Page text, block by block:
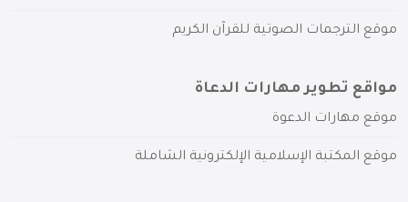
موقع الترجمات الصوتية للقرآن الكريم
مواقع تطوير مهارات الدعاة
موقع مهارات الدعوة
موقع المكتبة الإسلامية الإلكترونية الشاملة